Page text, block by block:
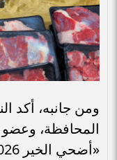
ومن جانبه، أكد
المحافظة،